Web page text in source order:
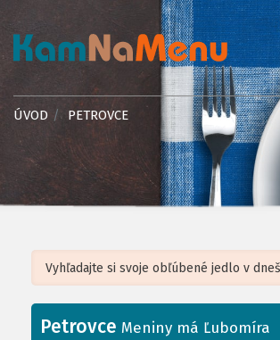
ÚVOD PETROVCE
+
Leaflet| ©OpenStreetMap, Tiles courtesy of
Petrovce Meniny má Ľubomíra